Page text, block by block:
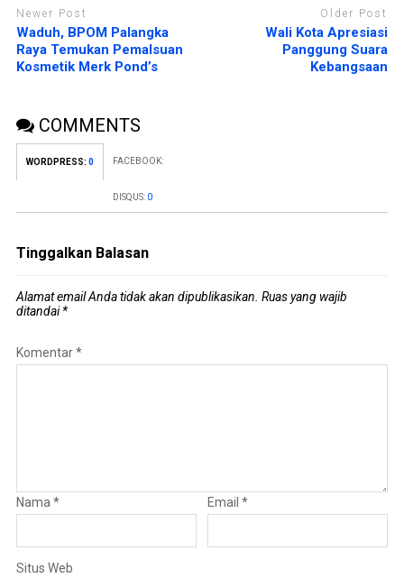
Newer Post
Waduh, BPOM Palangka
Raya Temukan Pemalsuan
Kosmetik Merk Pond’s
Older Post
Wali Kota Apresiasi
Panggung Suara
Kebangsaan
COMMENTS
WORDPRESS: 0 FACEBOOK:
DISQUS: 0
Tinggalkan Balasan
Alamat email Anda tidak akan dipublikasikan. Ruas yang wajib
ditandai*
Komentar*
Nama * Email*
Situs Web